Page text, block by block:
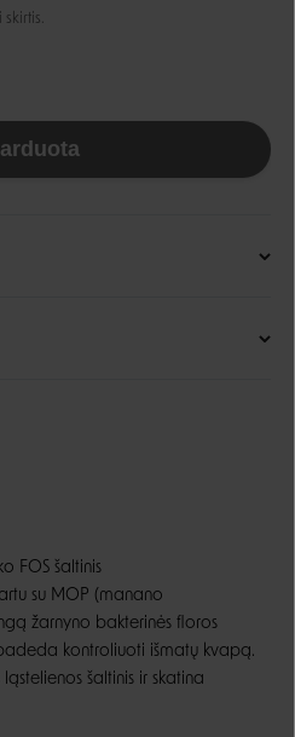
FOS šaltinis
su MOP (manano
žarnyno bakterinės floros
kontroliuoti išmatų kvapą.
šaltinis ir skatina